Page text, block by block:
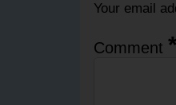
Your email
Comment *